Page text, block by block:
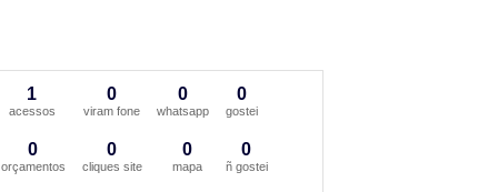
1
acessos
0
viram fone
0
whatsapp
0
gostei
0
orçamentos
0
cliques site
0
mapa
0
ñ gostei